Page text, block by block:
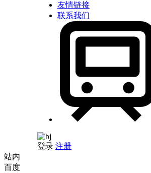
友情链接
联系我们
登录 注册
站内
百度